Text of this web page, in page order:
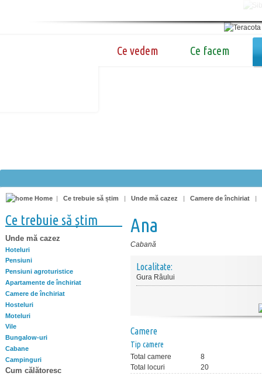
Ce vedem Ce facem
Home | Ce trebuie să știm | Unde mă cazez | Camere de închiriat |
Ce trebuie să știm
Unde mă cazez
Hoteluri
Pensiuni
Pensiuni agroturistice
Apartamente de închiriat
Camere de închiriat
Hosteluri
Moteluri
Vile
Bungalow-uri
Cabane
Campinguri
Cum călătoresc
Ana
Cabană
Localitate:
Gura Râului
Camere
Tip camere
Total camere
8
Total locuri
20